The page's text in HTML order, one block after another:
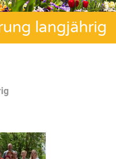
langjährig